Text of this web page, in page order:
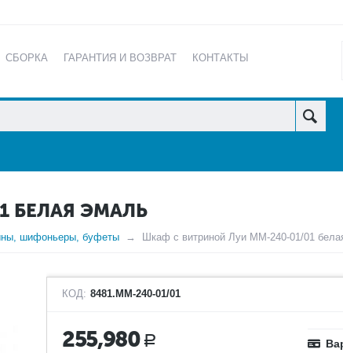
СБОРКА ГАРАНТИЯ И ВОЗВРАТ КОНТАКТЫ
БЕЛАЯ ЭМАЛЬ
шифоньеры, буфеты Шкаф с витриной Луи ММ-240-01/01
КОД: 8481.ММ-240-01/01
255,980 Р